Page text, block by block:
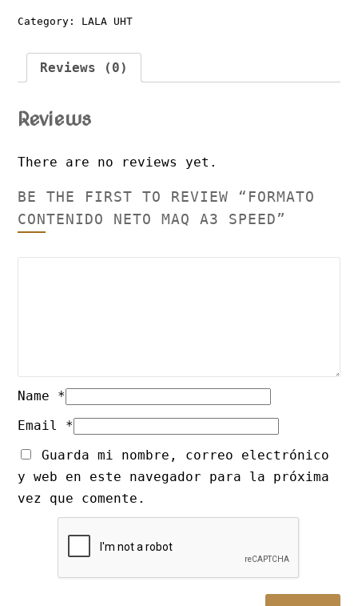
Category: LALA UHT
Reviews (0)
Reviews
There are no reviews yet.
BE THE FIRST TO REVIEW “FORMATO
CONTENIDO NETO MAQ A3 SPEED”
Name *
Email *
Guarda mi nombre, correo electrónico
y web en este navegador para la próxima
vez que comente.